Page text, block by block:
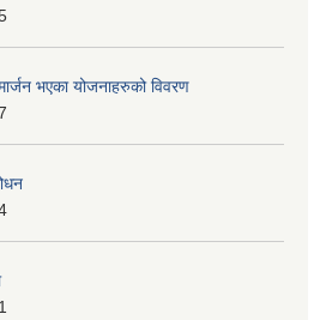
भएका योजनाहरुको विवरण